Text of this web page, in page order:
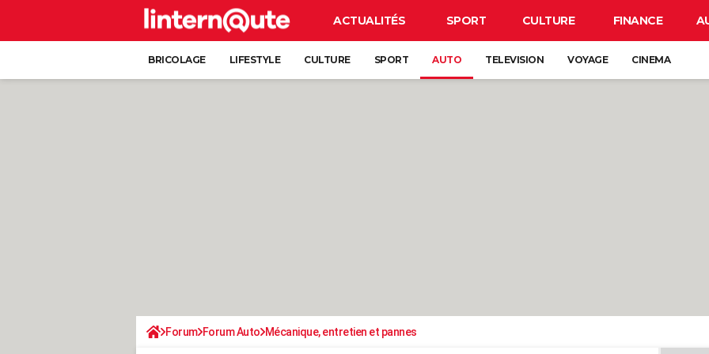
ACTUALITÉS SPORT CULTURE FINANCE
BRICOLAGE LIFESTYLE CULTURE SPORT AUTO TELEVISION VOYAGE CINEMA
Forum Forum Auto Mécanique, entretien et pannes